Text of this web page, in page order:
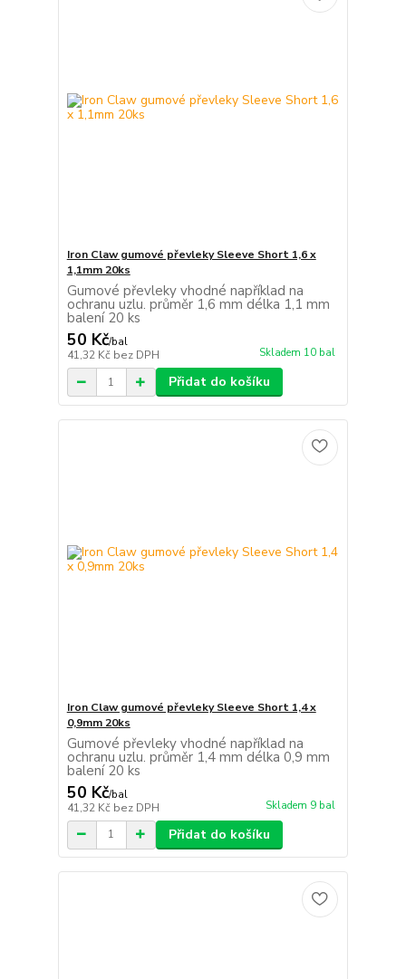
Iron Claw gumové převleky Sleeve Short 1,6 x
1,1mm 20ks
Gumové převleky vhodné například na
ochranu uzlu. průměr 1,6 mm délka 1,1 mm
balení 20 ks
50 Kč/bal
41,32 Kč bez DPH Skladem 10 bal
Přidat do košíku
Iron Claw gumové převleky Sleeve Short 1,4 x
0,9mm 20ks
Gumové převleky vhodné například na
ochranu uzlu. průměr 1,4 mm délka 0,9 mm
balení 20 ks
50 Kč/bal
41,32 Kč bez DPH Skladem 9 bal
Přidat do košíku